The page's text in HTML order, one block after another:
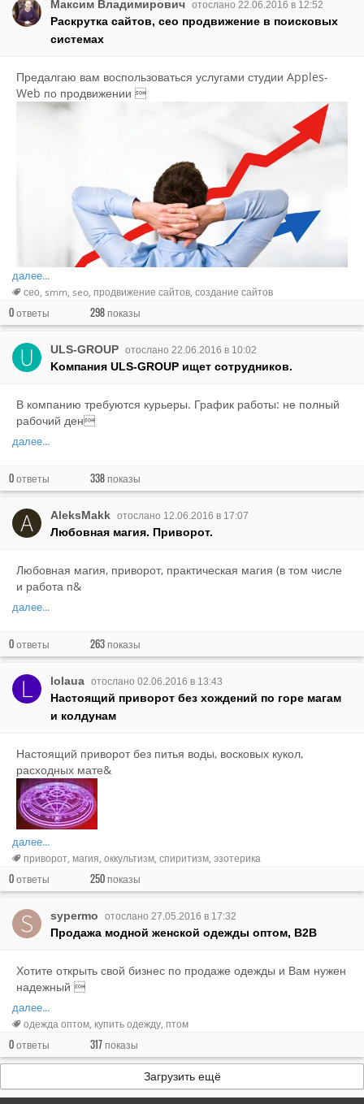
Максим Владимирович отослано 22.06.2016 в 12:52
Раскрутка сайтов, сео продвижение в поисковых
системах
Предалгаю вам воспользоваться услугами студии Apples-
Web по продвижении 
далее...
сео smm seo продвижение сайтов создание сайтов
0ответы 298показы
ULS-GROUP отослано 22.06.2016 в 10:02
Kомпания ULS-GROUP ищет сотрудников.
В компанию требуются курьеры. График работы: не полный
рабочий ден
далее...
0ответы 338показы
AleksMakk отослано 12.06.2016 в 17:07
Любовная магия. Приворот.
Любовная магия, приворот, практическая магия (в том числе
и работа п&
далее...
0ответы 263показы
lolaua отослано 02.06.2016 в 13:43
Настоящий приворот без хождений по горе магам
и колдунам
Настоящий приворот без питья воды, восковых кукол,
расходных мате&
далее...
приворот магия оккультизм спиритизм эзотерика
0ответы 250показы
sypermo отослано 27.05.2016 в 17:32
Продажа модной женской одежды оптом, B2B
Хотите открыть свой бизнес по продаже одежды и Вам нужен
надежный 
далее...
одежда оптом купить одежду птом
0ответы 317показы
Загрузить ещё